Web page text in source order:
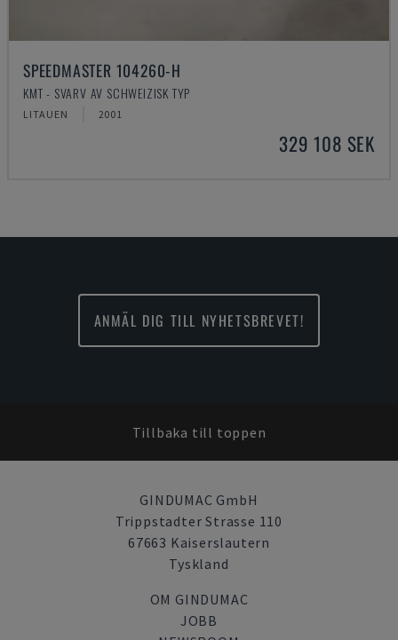
SPEEDMASTER 104260-H
KMT - SVARV AV SCHWEIZISK TYP
LITAUEN 2001
329 108 SEK
ANMÄL DIG TILL NYHETSBREVET!
Tillbaka till toppen
GINDUMAC GmbH
Trippstadter Strasse 110
67663 Kaiserslautern
Tyskland
OM GINDUMAC
JOBB